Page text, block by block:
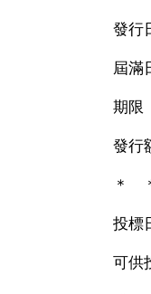
發
屆
期
發
＊
投
可供